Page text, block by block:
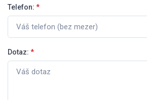
Telefon: *
Dotaz: *